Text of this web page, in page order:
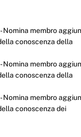
- Nomina membro
conoscenza della
- Nomina membro
conoscenza della
- Nomina membro
conoscenza dei